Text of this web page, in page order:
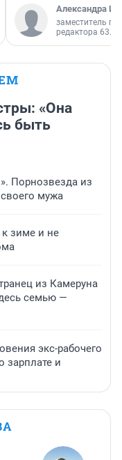
Александра
заместитель
редактора 63.RU
«Она
быть
Порнозвезда из
мужа
к зиме и не
из Камеруна
семью —
экс-рабочего
зарплате и